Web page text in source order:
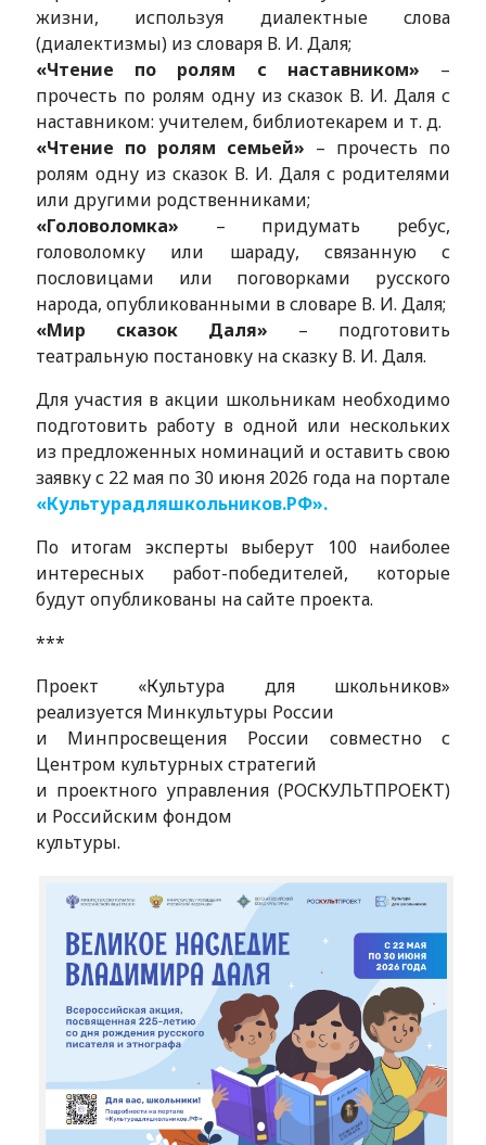
жизни, используя диалектные слова
(диалектизмы) из словаря В. И. Даля;
«Чтение по ролям с наставником» –
прочесть по ролям одну из сказок В. И. Даля с
наставником: учителем, библиотекарем и т. д.
«Чтение по ролям семьей» – прочесть по
ролям одну из сказок В. И. Даля с родителями
или другими родственниками;
«Головоломка» – придумать ребус,
головоломку или шараду, связанную с
пословицами или поговорками русского
народа, опубликованными в словаре В. И. Даля;
«Мир сказок Даля» – подготовить
театральную постановку на сказку В. И. Даля.
Для участия в акции школьникам необходимо
подготовить работу в одной или нескольких
из предложенных номинаций и оставить свою
заявку с 22 мая по 30 июня 2026 года на портале
«Культурадляшкольников.РФ».
По итогам эксперты выберут 100 наиболее
интересных работ-победителей, которые
будут опубликованы на сайте проекта.
***
Проект «Культура для школьников»
реализуется Минкультуры России
и Минпросвещения России совместно с
Центром культурных стратегий
и проектного управления (РОСКУЛЬТПРОЕКТ)
и Российским фондом
культуры.